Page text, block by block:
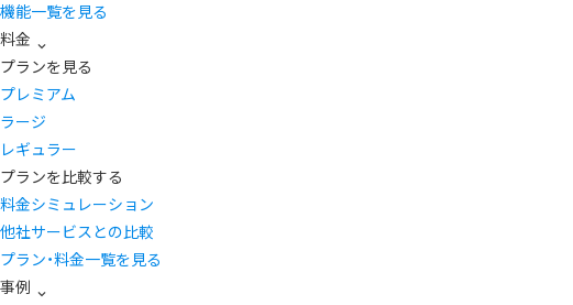
機能一覧を見る
料金
プランを見る
プレミアム
ラージ
レギュラー
プランを比較する
料金シミュレーション
他社サービスとの比較
プラン・料金一覧を見る
事例